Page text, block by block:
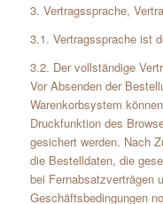
3. Vertragssprache,
3.1. Vertragssprache ist
3.2. Der vollständige
Vor Absenden der
Warenkorbsystem
Druckfunktion des
gesichert werden. Nach
die Bestelldaten, die
bei Fernabsatzverträgen
Geschäftsbedingungen